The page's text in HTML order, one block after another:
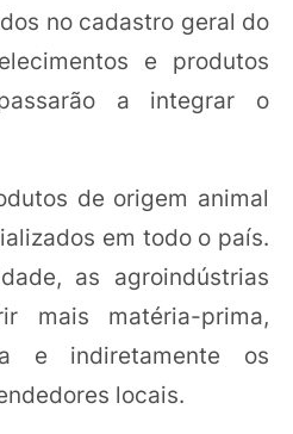
no cadastro geral do
e produtos
a integrar o
de origem animal
em todo o país.
as agroindústrias
mais matéria-prima,
e indiretamente os
locais.